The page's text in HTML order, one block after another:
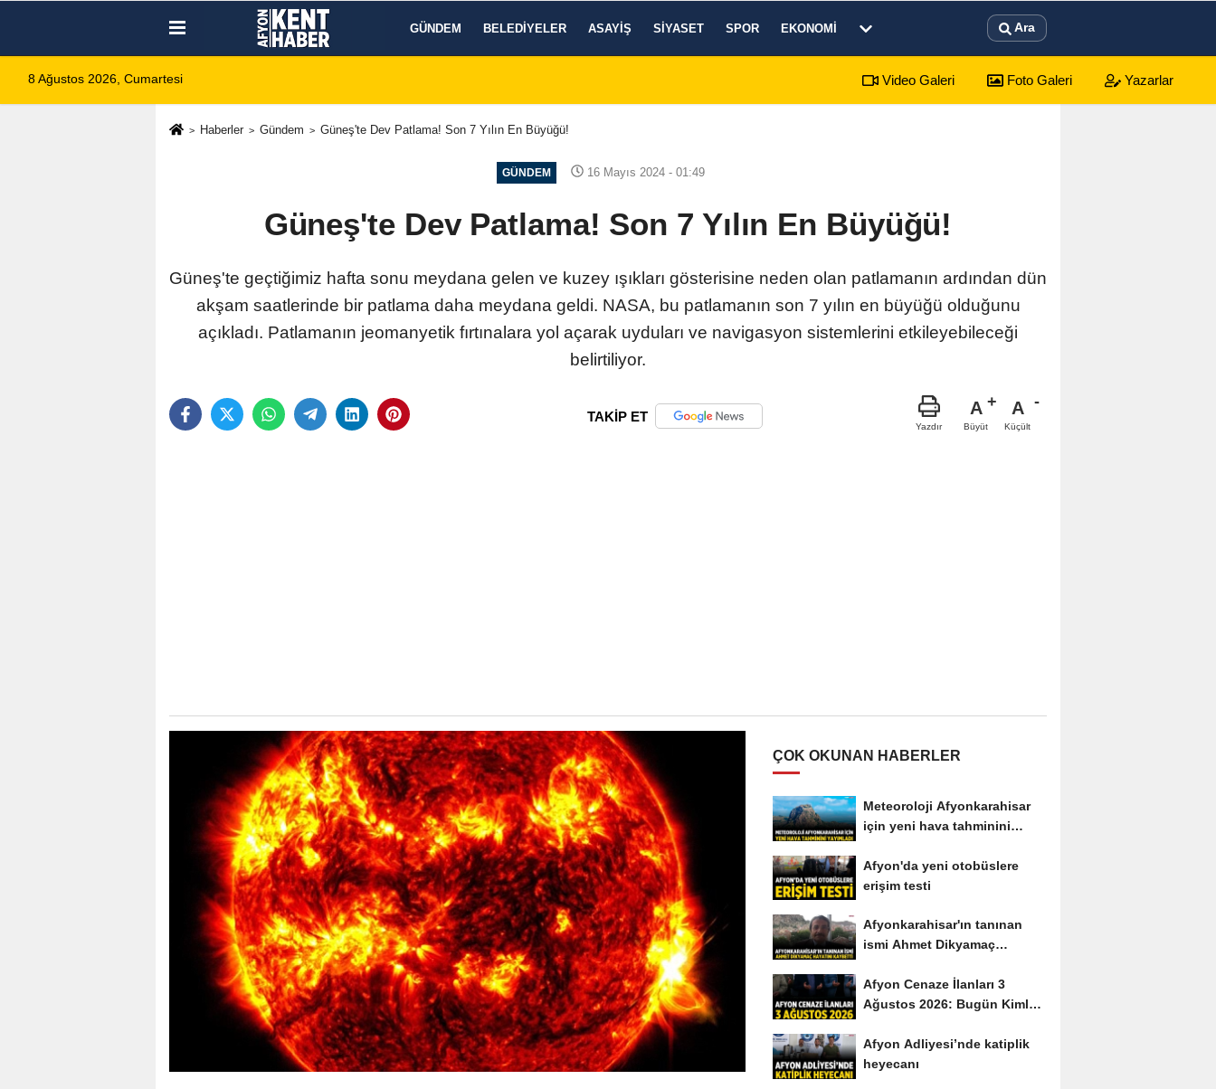
GÜNDEM BELEDIYELER ASAYIŞ SIYASET SPOR EKONOMI Ara
8 Ağustos 2026, Cumartesi Video Galeri Foto Galeri Yazarlar
Haberler Gündem Güneş'te Dev Patlama! Son 7 Yılın En Büyüğü!
GÜNDEM 16 Mayıs 2024 - 01:49
Güneş'te Dev Patlama! Son 7 Yılın En Büyüğü!
Güneş'te geçtiğimiz hafta sonu meydana gelen ve kuzey ışıkları gösterisine neden olan patlamanın ardından dün
akşam saatlerinde bir patlama daha meydana geldi. NASA, bu patlamanın son 7 yılın en büyüğü olduğunu
açıkladı. Patlamanın jeomanyetik fırtınalara yol açarak uyduları ve navigasyon sistemlerini etkileyebileceği
belirtiliyor.
TAKİP ET
Yazdır
A
Büyüt
A
Küçült
ÇOK OKUNAN HABERLER
Meteoroloji Afyonkarahisar
için yeni hava tahminini
Afyon'da yeni otobüslere
erişim testi
Afyonkarahisar'ın tanınan
ismi Ahmet Dikyamaç
Afyon Cenaze İlanları 3
Ağustos 2026: Bugün Kimler
Afyon Adliyesi’nde katiplik
heyecanı